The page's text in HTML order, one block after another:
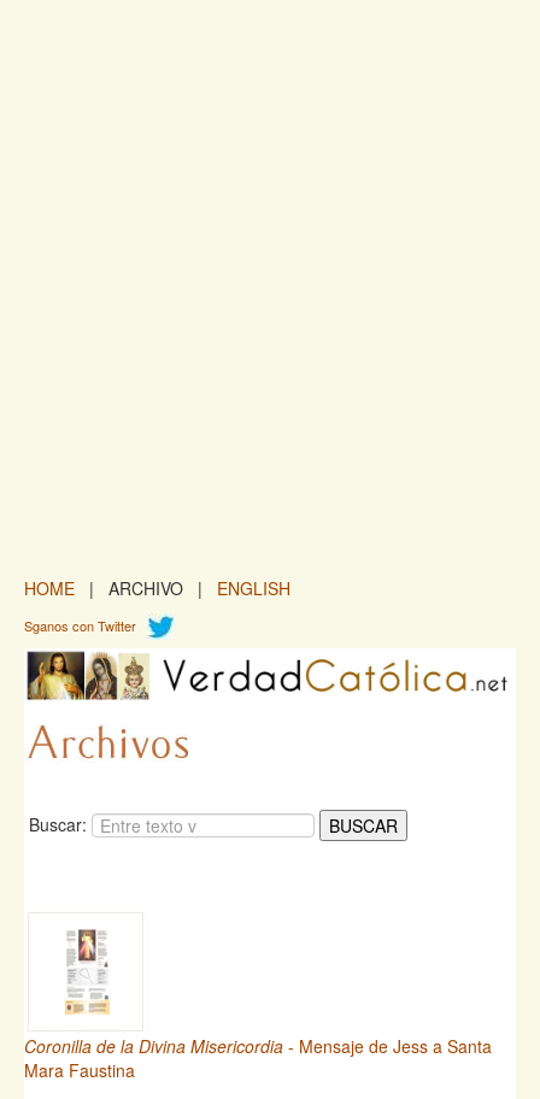
HOME | ARCHIVO | ENGLISH
Sganos con Twitter
Buscar:
Coronilla de la Divina Misericordia - Mensaje de Jess a Santa
Mara Faustina